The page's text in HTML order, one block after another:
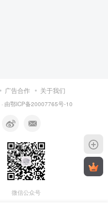
广告合作 关于我们
· 由鄂ICP备20007765号-10
微信公众号